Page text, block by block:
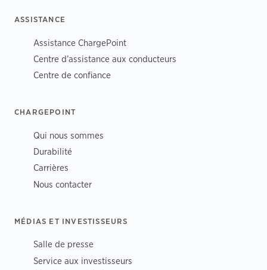
ASSISTANCE
Assistance ChargePoint
Centre d’assistance aux conducteurs
Centre de confiance
CHARGEPOINT
Qui nous sommes
Durabilité
Carrières
Nous contacter
MÉDIAS ET INVESTISSEURS
Salle de presse
Service aux investisseurs